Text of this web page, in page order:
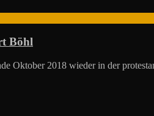
Böhl
Oktober 2018 wieder in der